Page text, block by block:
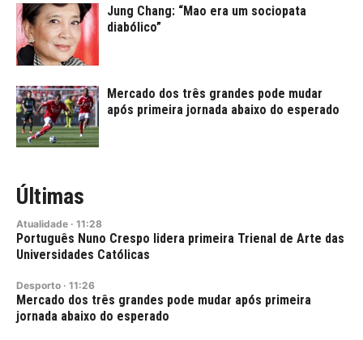
Jung Chang: “Mao era um sociopata
diabólico”
Mercado dos três grandes pode mudar
após primeira jornada abaixo do esperado
Últimas
Atualidade · 11:28
Português Nuno Crespo lidera primeira Trienal de Arte das
Universidades Católicas
Desporto · 11:26
Mercado dos três grandes pode mudar após primeira
jornada abaixo do esperado